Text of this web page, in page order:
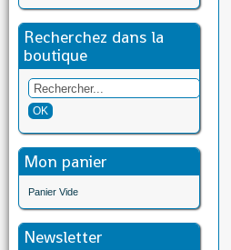
Recherchez dans la
boutique
Mon panier
Panier Vide
Newsletter